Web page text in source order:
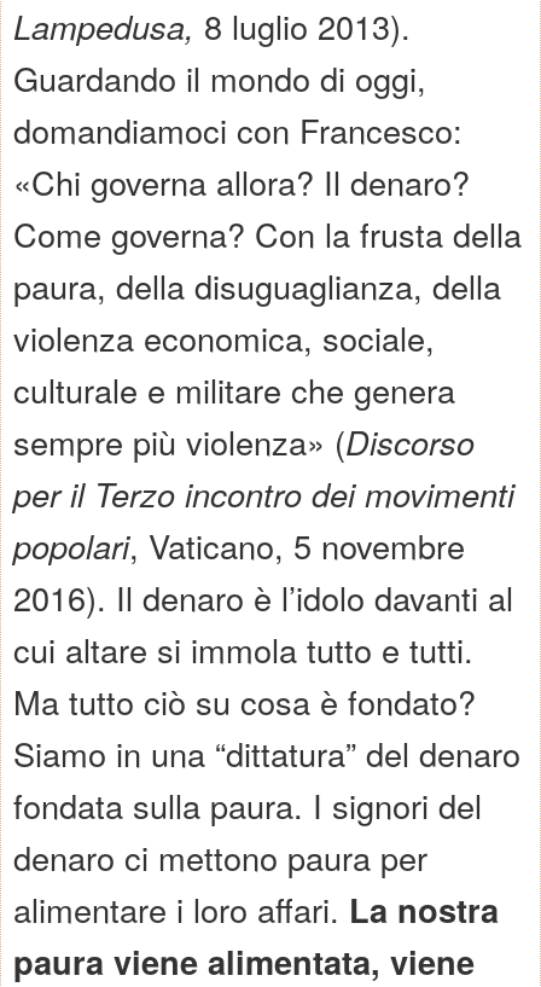
Lampedusa, 8 luglio 2013).
Guardando il mondo di oggi,
domandiamoci con Francesco:
«Chi governa allora? Il denaro?
Come governa? Con la frusta della
paura, della disuguaglianza, della
violenza economica, sociale,
culturale e militare che genera
sempre più violenza» (Discorso
per il Terzo incontro dei movimenti
popolari, Vaticano, 5 novembre
2016). Il denaro è l’idolo davanti al
cui altare si immola tutto e tutti.
Ma tutto ciò su cosa è fondato?
Siamo in una “dittatura” del denaro
fondata sulla paura. I signori del
denaro ci mettono paura per
alimentare i loro affari. La nostra
paura viene alimentata, viene